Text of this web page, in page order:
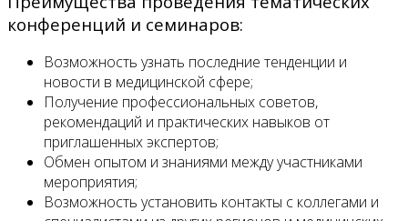
конференций и семинаров:
Возможность узнать последние тенденции и
новости в медицинской сфере;
Получение профессиональных советов,
рекомендаций и практических навыков от
приглашенных экспертов;
Обмен опытом и знаниями между участниками
мероприятия;
Возможность установить контакты с коллегами и